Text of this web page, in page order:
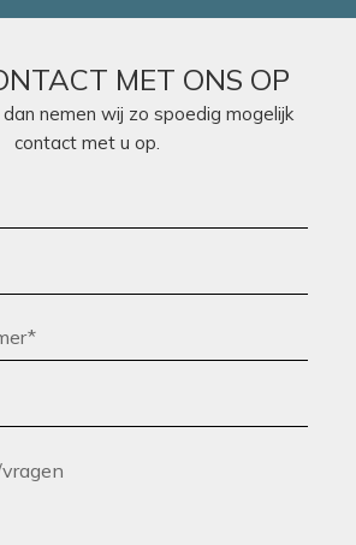
MET ONS OP
nemen wij zo spoedig mogelijk
contact met u op.